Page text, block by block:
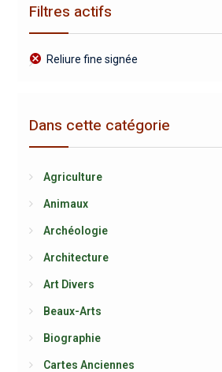
Filtres actifs
Reliure fine signée
Dans cette catégorie
Agriculture
Animaux
Archéologie
Architecture
Art Divers
Beaux-Arts
Biographie
Cartes Anciennes